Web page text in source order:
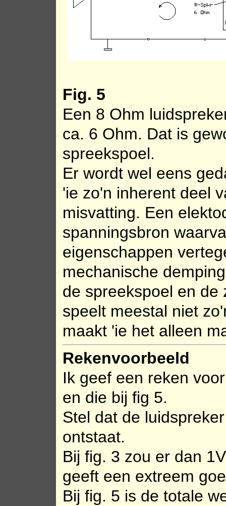
Fig. 5
Een 8 Ohm
ca. 6 Ohm. Dat is
spreekspoel.
Er wordt wel eens
'ie zo'n inherent deel
misvatting. Een
spanningsbron
eigenschappen
mechanische
de spreekspoel en de
speelt meestal niet
maakt 'ie het alleen
Rekenvoorbeeld
Ik geef een reken
en die bij fig 5.
Stel dat de
ontstaat.
Bij fig. 3 zou er dan
geeft een extreem
Bij fig. 5 is de totale